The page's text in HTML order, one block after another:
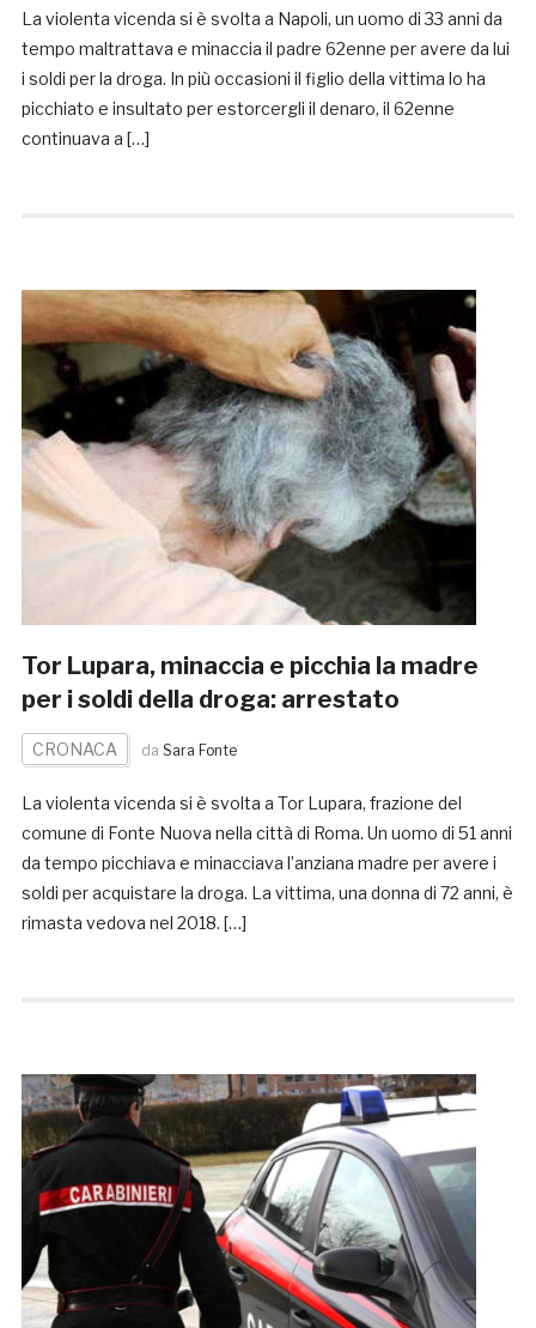
La violenta vicenda si è svolta a Napoli, un uomo di 33 anni da
tempo maltrattava e minaccia il padre 62enne per avere da lui
i soldi per la droga. In più occasioni il figlio della vittima lo ha
picchiato e insultato per estorcergli il denaro, il 62enne
continuava a […]
Tor Lupara, minaccia e picchia la madre
per i soldi della droga: arrestato
CRONACA da Sara Fonte
La violenta vicenda si è svolta a Tor Lupara, frazione del
comune di Fonte Nuova nella città di Roma. Un uomo di 51 anni
da tempo picchiava e minacciava l’anziana madre per avere i
soldi per acquistare la droga. La vittima, una donna di 72 anni, è
rimasta vedova nel 2018. […]